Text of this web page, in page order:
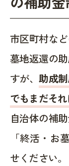
市区町村な
墓地返還の
すが、助成
でもまだそれ
自治体の補
「終活・お
せください。